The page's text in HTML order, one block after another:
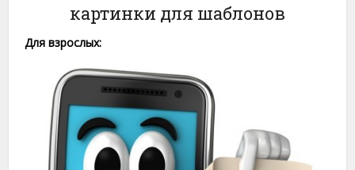
картинки для шаблонов
Для взрослых: